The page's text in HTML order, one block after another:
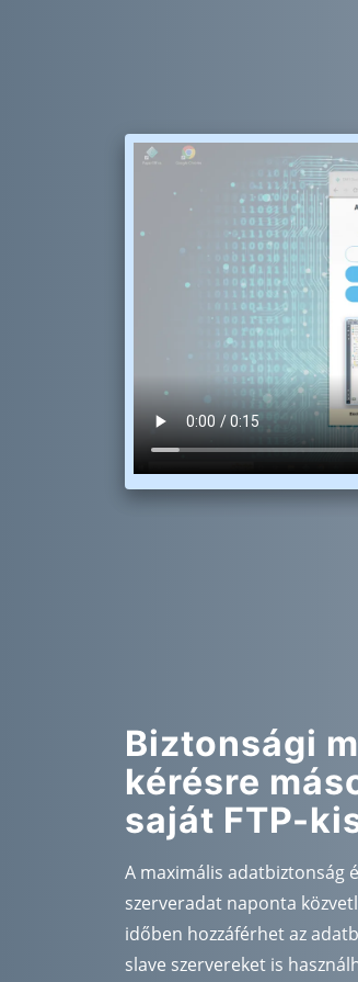
Biztonsági
kérésre
saját FTP-
A maximális adatbiztonság
szerveradat naponta
időben hozzáférhet az
slave szervereket is